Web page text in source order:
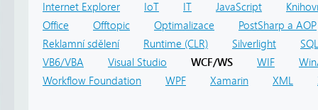
Internet Explorer
IoT IT JavaScript
Office
Offtopic Optimalizace
PostSharp a AOP
Reklamní sdělení
Runtime (CLR) Silverlight
SQL
VB6/VBA
Visual Studio WCF/WS WIF
Workflow Foundation
WPF Xamarin XML